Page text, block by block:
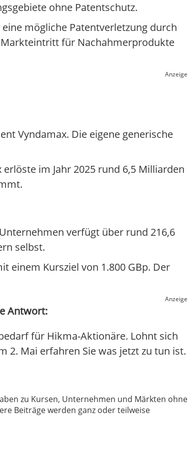
ohne Patentschutz.
mögliche Patentverletzung durch
für Nachahmerprodukte
Anzeige
Vyndamax. Die eigene generische
im Jahr 2025 rund 6,5 Milliarden
verfügt über rund 216,6
selbst.
einem Kursziel von 1.800 GBp. Der
Anzeige
Antwort:
für Hikma-Aktionäre. Lohnt sich
2. Mai erfahren Sie was jetzt zu tun ist.
zu Kursen, Unternehmen und Märkten ohne
Beiträge werden ganz oder teilweise